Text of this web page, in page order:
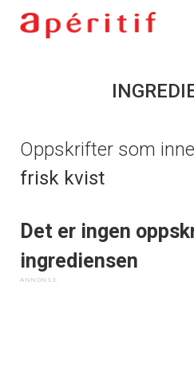
Oppskrifter som
frisk kvist
Det er ingen
ingrediensen